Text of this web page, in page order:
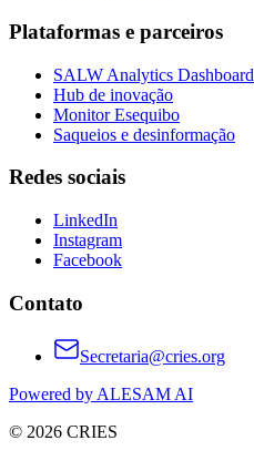
Plataformas e parceiros
SALW Analytics Dashboard
Hub de inovação
Monitor Esequibo
Saqueios e desinformação
Redes sociais
LinkedIn
Instagram
Facebook
Contato
Secretaria@cries.org
Powered by ALESAM AI
© 2026 CRIES